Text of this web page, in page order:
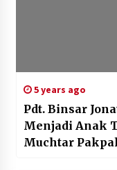
5 years ago
Pdt. Binsar
Menjadi Anak
Muchtar